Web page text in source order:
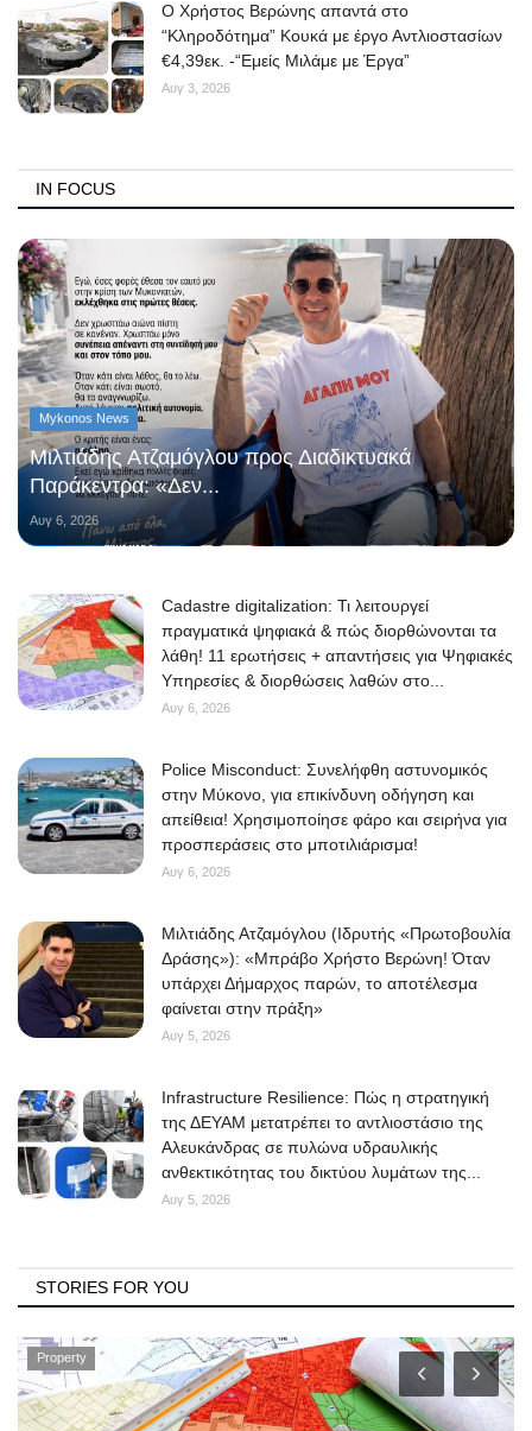
O Χρήστος Βερώνης απαντά στο
“Κληροδότημα” Κουκά με έργο Αντλιοστασίων
€4,39εκ. -“Εμείς Μιλάμε με Έργα”
Αυγ 3, 2026
IN FOCUS
Mykonos News
Μιλτιάδης Ατζαμόγλου προς Διαδικτυακά
Παράκεντρα: «Δεν...
Αυγ 6, 2026
Cadastre digitalization: Τι λειτουργεί
πραγματικά ψηφιακά & πώς διορθώνονται τα
λάθη! 11 ερωτήσεις + απαντήσεις για Ψηφιακές
Υπηρεσίες & διορθώσεις λαθών στο...
Αυγ 6, 2026
Police Misconduct: Συνελήφθη αστυνομικός
στην Μύκονο, για επικίνδυνη οδήγηση και
απείθεια! Χρησιμοποίησε φάρο και σειρήνα για
προσπεράσεις στο μποτιλιάρισμα!
Αυγ 6, 2026
Μιλτιάδης Ατζαμόγλου (Ιδρυτής «Πρωτοβουλία
Δράσης»): «Μπράβο Χρήστο Βερώνη! Όταν
υπάρχει Δήμαρχος παρών, το αποτέλεσμα
φαίνεται στην πράξη»
Αυγ 5, 2026
Infrastructure Resilience: Πώς η στρατηγική
της ΔΕΥΑΜ μετατρέπει το αντλιοστάσιο της
Αλευκάνδρας σε πυλώνα υδραυλικής
ανθεκτικότητας του δικτύου λυμάτων της...
Αυγ 5, 2026
STORIES FOR YOU
Property